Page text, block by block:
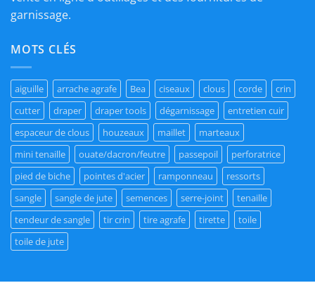
garnissage.
MOTS CLÉS
aiguille arrache agrafe Bea ciseaux clous corde
crin
cutter
draper draper tools dégarnissage
entretien cuir
espaceur de clous
houzeaux maillet
marteaux
mini tenaille
ouate/dacron/feutre passepoil
perforatrice
pied de biche
pointes d'acier ramponneau
ressorts
sangle
sangle de jute semences serre-joint
tenaille
tendeur de sangle
tir crin tire agrafe tirette
toile
toile de jute